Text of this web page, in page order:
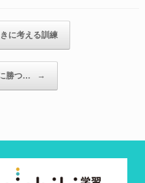
に考える訓練
勝つ… →